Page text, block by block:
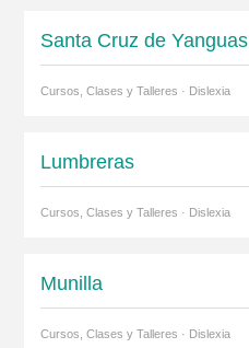
Santa Cruz de Yanguas
Cursos, Clases y Talleres · Dislexia
Lumbreras
Cursos, Clases y Talleres · Dislexia
Munilla
Cursos, Clases y Talleres · Dislexia